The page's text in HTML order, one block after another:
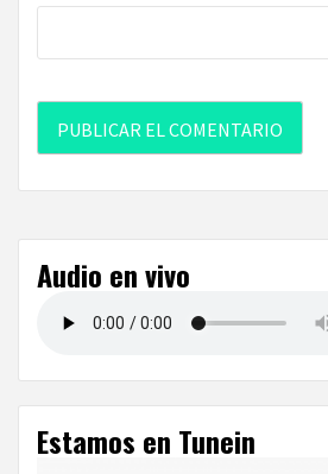
Audio en vivo
Estamos en Tunein